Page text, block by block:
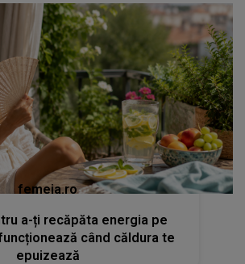
femeia.ro
a-ți recăpăta energia pe
când căldura te
epuizează